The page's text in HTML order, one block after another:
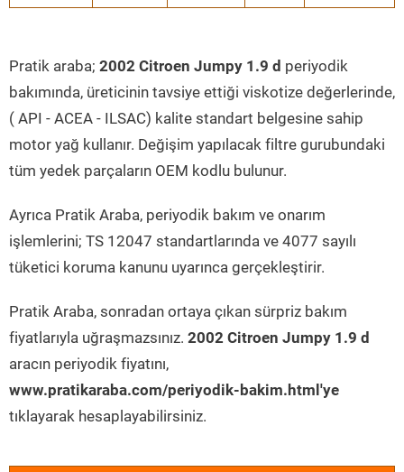
Pratik araba; 2002 Citroen Jumpy 1.9 d periyodik
bakımında, üreticinin tavsiye ettiği viskotize değerlerinde,
( API - ACEA - ILSAC) kalite standart belgesine sahip
motor yağ kullanır. Değişim yapılacak filtre gurubundaki
tüm yedek parçaların OEM kodlu bulunur.
Ayrıca Pratik Araba, periyodik bakım ve onarım
işlemlerini; TS 12047 standartlarında ve 4077 sayılı
tüketici koruma kanunu uyarınca gerçekleştirir.
Pratik Araba, sonradan ortaya çıkan sürpriz bakım
fiyatlarıyla uğraşmazsınız. 2002 Citroen Jumpy 1.9 d
aracın periyodik fiyatını,
www.pratikaraba.com/periyodik-bakim.html'ye
tıklayarak hesaplayabilirsiniz.